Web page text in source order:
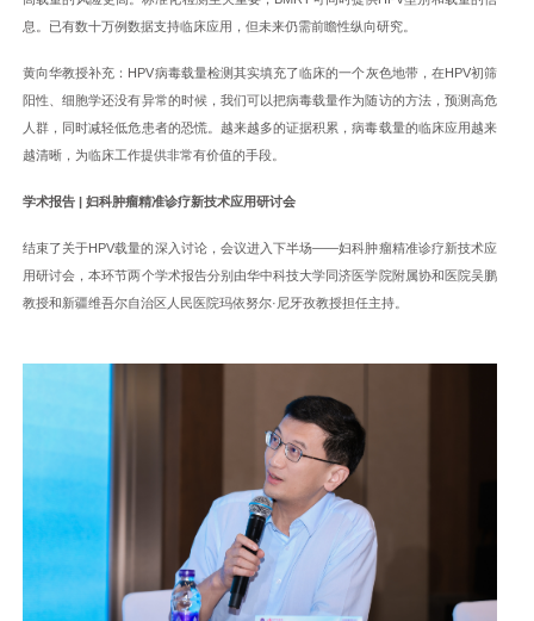
息。已有数十万例数据支持临床应用，但未来仍需前瞻性纵向研究。
黄向华教授补充：HPV病毒载量检测其实填充了临床的一个灰色地带，在HPV初筛
阳性、细胞学还没有异常的时候，我们可以把病毒载量作为随访的方法，预测高危
人群，同时减轻低危患者的恐慌。越来越多的证据积累，病毒载量的临床应用越来
越清晰，为临床工作提供非常有价值的手段。
学术报告 | 妇科肿瘤精准诊疗新技术应用研讨会
结束了关于HPV载量的深入讨论，会议进入下半场——妇科肿瘤精准诊疗新技术应
用研讨会，本环节两个学术报告分别由华中科技大学同济医学院附属协和医院吴鹏
教授和新疆维吾尔自治区人民医院玛依努尔·尼牙孜教授担任主持。